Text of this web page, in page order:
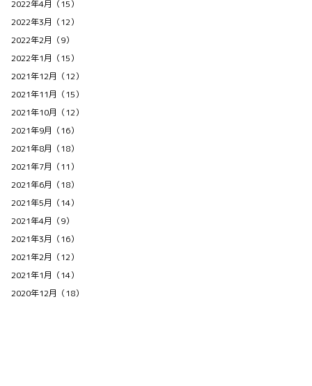
2022年4月（15）
2022年3月（12）
2022年2月（9）
2022年1月（15）
2021年12月（12）
2021年11月（15）
2021年10月（12）
2021年9月（16）
2021年8月（18）
2021年7月（11）
2021年6月（18）
2021年5月（14）
2021年4月（9）
2021年3月（16）
2021年2月（12）
2021年1月（14）
2020年12月（18）